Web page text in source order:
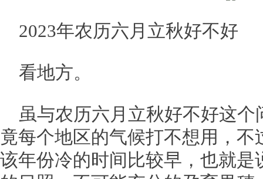
2023年农历六月立秋好不好
看地方。
虽与农历六月立秋好不好这
竟每个地区的气候打不想用，
该年份冷的时间比较早，也就